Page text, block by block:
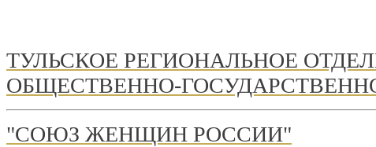
ТУЛЬСКОЕ РЕГИОНАЛЬНОЕ
ОБЩЕСТВЕННО-
"СОЮЗ ЖЕНЩИН РОССИИ"